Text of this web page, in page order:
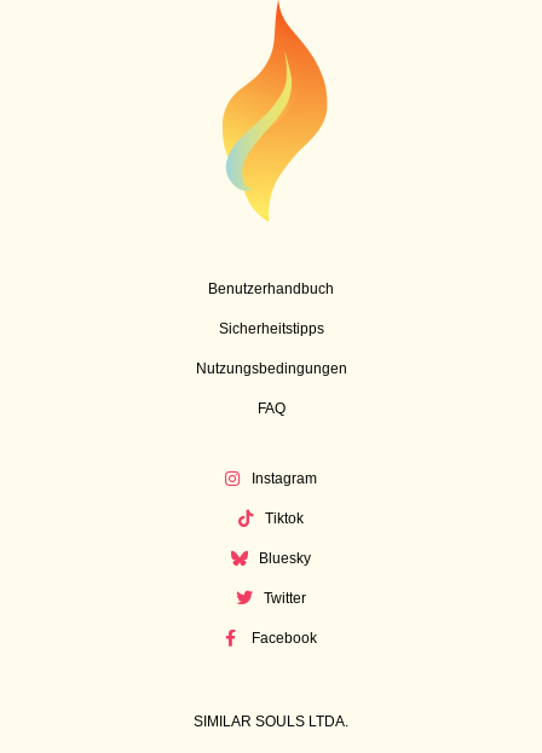
Benutzerhandbuch
Sicherheitstipps
Nutzungsbedingungen
FAQ
Instagram
Tiktok
Bluesky
Twitter
Facebook
SIMILAR SOULS LTDA.